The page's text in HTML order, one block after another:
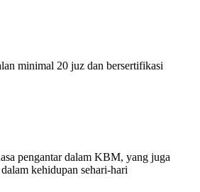
minimal 20 juz dan bersertifikasi
pengantar dalam KBM, yang juga
kehidupan sehari-hari